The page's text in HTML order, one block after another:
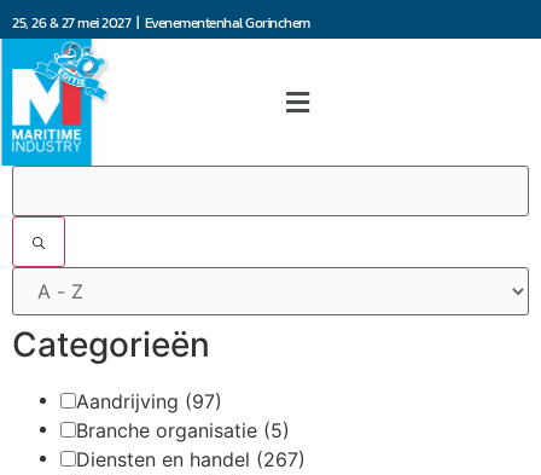
25, 26 & 27 mei 2027 | Evenementenhal Gorinchem
Categorieën
Aandrijving (97)
Branche organisatie (5)
Diensten en handel (267)